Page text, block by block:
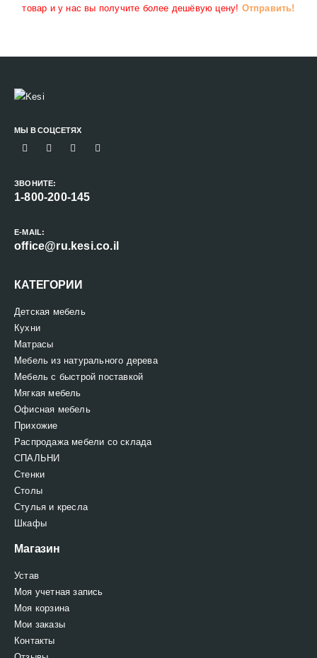
товар и у нас вы получите более дешёвую цену! Отправить!
МЫ В СОЦСЕТЯХ
ЗВОНИТЕ:
1-800-200-145
E-MAIL:
office@ru.kesi.co.il
КАТЕГОРИИ
Детская мебель
Кухни
Матрасы
Мебель из натурального дерева
Мебель с быстрой поставкой
Мягкая мебель
Офисная мебель
Прихожие
Распродажа мебели со склада
СПАЛЬНИ
Стенки
Столы
Стулья и кресла
Шкафы
Магазин
Устав
Моя учетная запись
Моя корзина
Мои заказы
Контакты